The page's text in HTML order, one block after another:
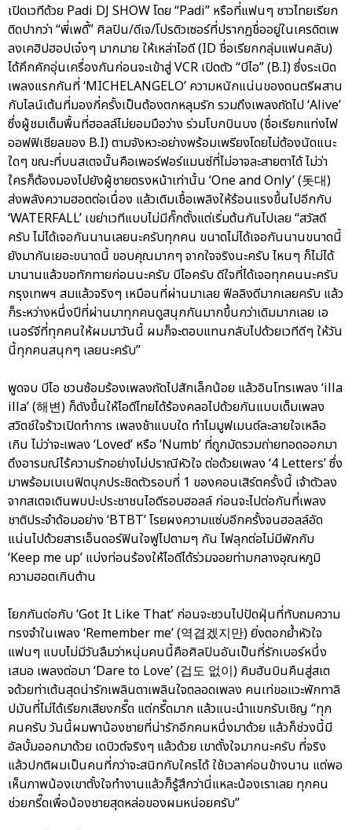
เปิดเวทีด้วย Padi DJ SHOW โดย “Padi” หรือที่แฟนๆ ชาวไทยเรียก
ติดปากว่า “พี่เพดี้” ศิลปิน/ดีเจ/โปรดิวเซอร์ที่ปรากฏชื่ออยู่ในเครดิตเพ
ลงเคฮิปฮอปเจ๋งๆ มากมาย ให้เหล่าไอดี (ID ชื่อเรียกกลุ่มแฟนคลับ)
ได้คึกคักอุ่นเครื่องกันก่อนจะเข้าสู่ VCR เปิดตัว “บีไอ” (B.I) ซึ่งระเบิด
เพลงแรกกันที่ ‘MICHELANGELO’ ความหนักแน่นของดนตรีผสาน
กับไลน์เต้นที่มองกี่ครั้งเป็นต้องตกหลุมรัก รวมถึงเพลงถัดไป ‘Alive’
ซึ่งผู้ชมเต็มพื้นที่ฮอลล์ไม่ยอมมือว่าง ร่วมโบกบินบง (ชื่อเรียกแท่งไฟ
ออฟฟิเชียลของ B.I) ตามจังหวะอย่างพร้อมเพรียงโดยไม่ต้องนัดแนะ
ใดๆ ขณะที่บนสเตจนั้นคือเพอร์ฟอร์แมนซ์ที่ไม่อาจละสายตาได้ ไม่ว่า
ใครก็ต้องมองไปยังผู้ชายตรงหน้าเท่านั้น ‘One and Only’ (돗대)
ส่งพลังความฮอตต่อเนื่อง แล้วเติมเชื้อเพลิงให้ร้อนแรงขึ้นไปอีกกับ
‘WATERFALL’ เขย่าเวทีแบบไม่มีกั๊กตั้งแต่เริ่มต้นกันไปเลย “สวัสดี
ครับ ไม่ได้เจอกันนานเลยนะครับทุกคน ขนาดไม่ได้เจอกันนานขนาดนี้
ยังมากันเยอะขนาดนี้ ขอบคุณมากๆ จากใจจริงนะครับ ไหนๆ ก็ไม่ได้
มานานแล้วขอทักทายก่อนนะครับ บีไอครับ ดีใจที่ได้เจอทุกคนนะครับ
กรุงเทพฯ สมแล้วจริงๆ เหมือนที่ผ่านมาเลย ฟีลลิงดีมากเลยครับ แล้ว
ก็ระหว่างหนึ่งปีที่ผ่านมาทุกคนดูสนุกกันมากขึ้นกว่าเดิมมากเลย เอ
เนอร์จีที่ทุกคนให้ผมมาวันนี้ ผมก็จะตอบแทนกลับไปด้วยเวทีดีๆ ให้วัน
นี้ทุกคนสนุกๆ เลยนะครับ”
พูดจบ บีไอ ชวนซ้อมร้องเพลงถัดไปสักเล็กน้อย แล้วอินโทรเพลง ‘illa
illa’ (해변) ก็ดังขึ้นให้ไอดีไทยได้ร้องคลอไปด้วยกันแบบเต็มเพลง
สวิตช์ใจร้าวเปิดทำการ เพลงช้าแบบใด ทำไมมูฟเมนต์ละลายใจเหลือ
เกิน ไม่ว่าจะเพลง ‘Loved’ หรือ ‘Numb’ ที่ถูกมัดรวมถ่ายทอดออกมา
ดึงอารมณ์ไร้ความรักอย่างไม่ปราณีหัวใจ ต่อด้วยเพลง ‘4 Letters’ ซึ่ง
มาพร้อมเบเนฟิตบุกประชิดตัวรอบที่ 1 ของคอนเสิร์ตครั้งนี้ เจ้าตัวลง
จากสเตจเดินพบปะประชาชนไอดีรอบฮอลล์ ก่อนจะไปต่อกันที่เพลง
ชาติประจำด้อมอย่าง ‘BTBT’ โรยผงความแซ่บอีกครั้งจนฮอลล์อัด
แน่นไปด้วยสารเอ็นดอร์ฟินใจฟูไปตามๆ กัน ไฟลุกต่อไม่มีพักกับ
‘Keep me up’ แบ่งท่อนร้องให้ไอดีได้ร่วมจอยท่ามกลางอุณหภูมิ
ความฮอตเกินต้าน
โยกกันต่อกับ ‘Got It Like That’ ก่อนจะชวนไปปัดฝุ่นที่ทับถมความ
ทรงจำในเพลง ‘Remember me’ (역겹겠지만) ยิ่งตอกย้ำหัวใจ
แฟนๆ แบบไม่มีวันลืมว่าหนุ่มคนนี้คือศิลปินอันเป็นที่รักเบอร์หนึ่ง
เสมอ เพลงต่อมา ‘Dare to Love’ (겁도 없이) คิมฮันบินคืนสู่สเต
จด้วยท่าเต้นสุดน่ารักเพลินตาเพลินใจตลอดเพลง คนเท่ขอแวะพักทาลิ
ปมันที่ไม่ได้เรียกเสียงกรี๊ด แต่กรี๊ดมาก แล้วแนะนำแขกรับเชิญ “ทุก
คนครับ วันนี้ผมพาน้องชายที่น่ารักอีกคนหนึ่งมาด้วย แล้วก็ช่วงนี้มี
อัลบั้มออกมาด้วย เดบิวต์จริงๆ แล้วด้วย เขาตั้งใจมากนะครับ ที่จริง
แล้วปกติผมเป็นคนที่กว่าจะสนิทกับใครได้ ใช้เวลาค่อนข้างนาน แต่พอ
เห็นภาพน้องเขาตั้งใจทำงานแล้วก็รู้สึกว่านี่แหละน้องเราเลย ทุกคน
ช่วยกรี๊ดเพื่อน้องชายสุดหล่อของผมหน่อยครับ”